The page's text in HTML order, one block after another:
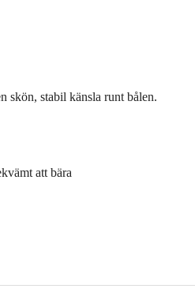
skön, stabil känsla runt bålen.
att bära